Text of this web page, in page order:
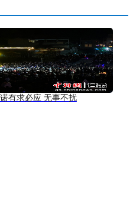
有求必应 无事不扰